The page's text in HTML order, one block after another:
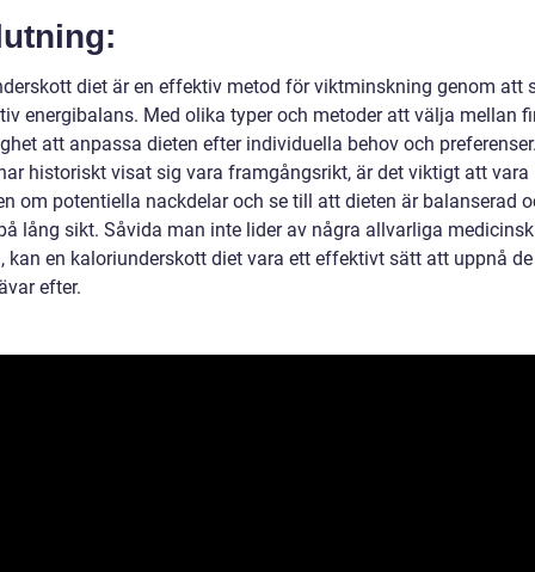
diet är en effektiv metod för viktminskning genom att
energibalans. Med olika typer och metoder att välja mellan
att anpassa dieten efter individuella behov och
historiskt visat sig vara framgångsrikt, är det viktigt att vara
om potentiella nackdelar och se till att dieten är balanserad
lång sikt. Såvida man inte lider av några allvarliga
kan en kaloriunderskott diet vara ett effektivt sätt att uppnå
efter.